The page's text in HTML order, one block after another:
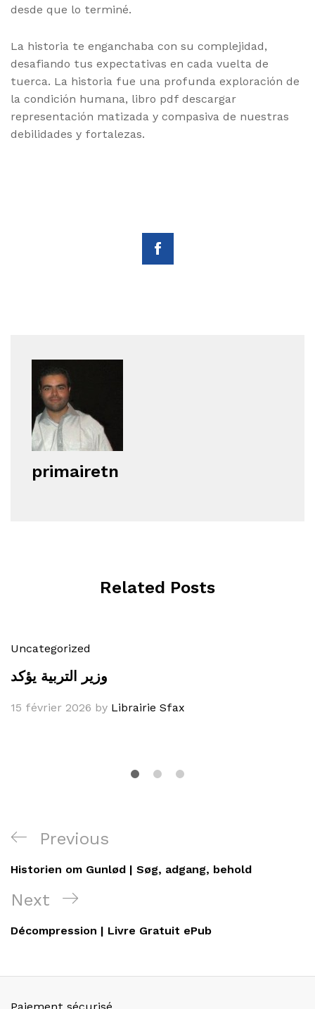
desde que lo terminé.
La historia te enganchaba con su complejidad,
desafiando tus expectativas en cada vuelta de
tuerca. La historia fue una profunda exploración de
la condición humana, libro pdf descargar
representación matizada y compasiva de nuestras
debilidades y fortalezas.
primairetn
Related Posts
Uncategorized
وزير التربية يؤكد
15 février 2026 by Librairie Sfax
Navigation
de
l’article
Previous
Post
Previous
Historien om Gunlød | Søg, adgang, behold
Next
Post
Next
Décompression | Livre Gratuit ePub